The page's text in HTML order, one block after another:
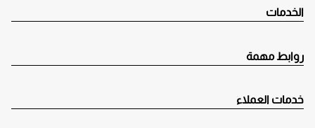
الخدمات
روابط مهمة
خدمات العملاء